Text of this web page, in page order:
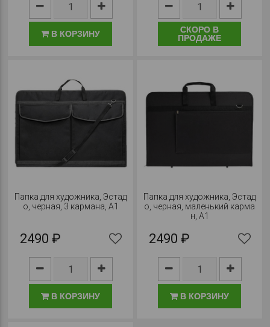
В КОРЗИНУ
СКОРО В
ПРОДАЖЕ
Папка для художника, Эстад
о, черная, 3 кармана, А1
2490 ₽
В КОРЗИНУ
Папка для художника, Эстад
о, черная, маленький карма
н, А1
2490 ₽
В КОРЗИНУ